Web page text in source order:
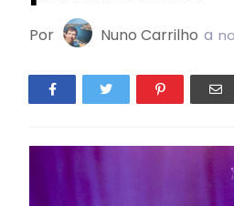
Por Nuno Carrilho a